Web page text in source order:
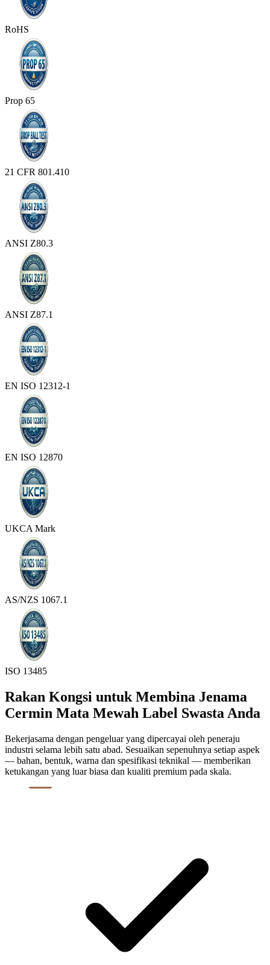
RoHS
Prop 65
21 CFR 801.410
ANSI Z80.3
ANSI Z87.1
EN ISO 12312-1
EN ISO 12870
UKCA Mark
AS/NZS 1067.1
ISO 13485
Rakan Kongsi untuk Membina Jenama
Cermin Mata Mewah Label Swasta Anda
Bekerjasama dengan pengeluar yang dipercayai oleh peneraju
industri selama lebih satu abad. Sesuaikan sepenuhnya setiap aspek
— bahan, bentuk, warna dan spesifikasi teknikal — memberikan
ketukangan yang luar biasa dan kualiti premium pada skala.